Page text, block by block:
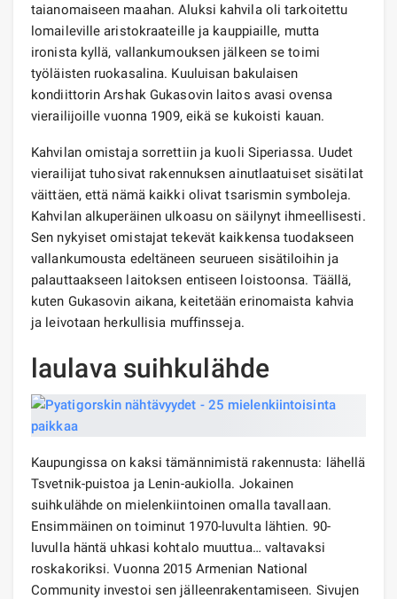
taianomaiseen maahan. Aluksi kahvila oli tarkoitettu
lomaileville aristokraateille ja kauppiaille, mutta
ironista kyllä, vallankumouksen jälkeen se toimi
työläisten ruokasalina. Kuuluisan bakulaisen
kondiittorin Arshak Gukasovin laitos avasi ovensa
vierailijoille vuonna 1909, eikä se kukoisti kauan.
Kahvilan omistaja sorrettiin ja kuoli Siperiassa. Uudet
vierailijat tuhosivat rakennuksen ainutlaatuiset sisätilat
väittäen, että nämä kaikki olivat tsarismin symboleja.
Kahvilan alkuperäinen ulkoasu on säilynyt ihmeellisesti.
Sen nykyiset omistajat tekevät kaikkensa tuodakseen
vallankumousta edeltäneen seurueen sisätiloihin ja
palauttaakseen laitoksen entiseen loistoonsa. Täällä,
kuten Gukasovin aikana, keitetään erinomaista kahvia
ja leivotaan herkullisia muffinsseja.
laulava suihkulähde
Kaupungissa on kaksi tämännimistä rakennusta: lähellä
Tsvetnik-puistoa ja Lenin-aukiolla. Jokainen
suihkulähde on mielenkiintoinen omalla tavallaan.
Ensimmäinen on toiminut 1970-luvulta lähtien. 90-
luvulla häntä uhkasi kohtalo muuttua… valtavaksi
roskakoriksi. Vuonna 2015 Armenian National
Community investoi sen jälleenrakentamiseen. Sivujen